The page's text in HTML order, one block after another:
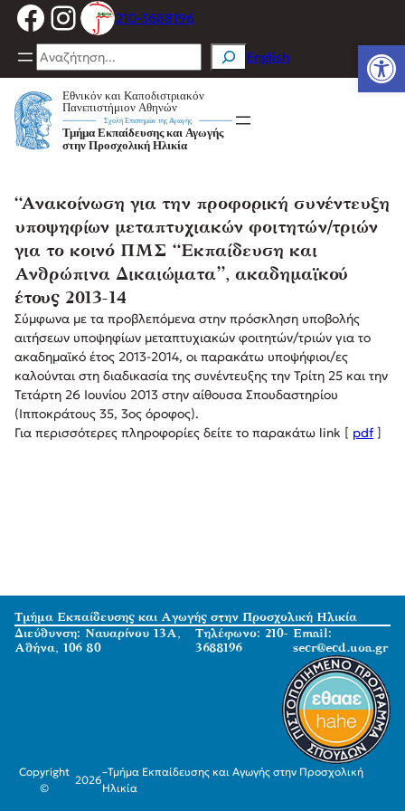
Μετάβαση
στο
περιεχόμενο
Facebook
Instagram
210-3688196
Search English
“Ανακοίνωση για την προφορική συνέντευξη
υποψηφίων μεταπτυχιακών φοιτητών/τριών
για το κοινό ΠΜΣ “Εκπαίδευση και
Ανθρώπινα Δικαιώματα”, ακαδημαϊκού
έτους 2013-14
Σύμφωνα με τα προβλεπόμενα στην πρόσκληση υποβολής
αιτήσεων υποψηφίων μεταπτυχιακών φοιτητών/τριών για το
ακαδημαϊκό έτος 2013-2014, οι παρακάτω υποψήφιοι/ες
καλούνται στη διαδικασία της συνέντευξης την Τρίτη 25 και την
Τετάρτη 26 Ιουνίου 2013 στην αίθουσα Σπουδαστηρίου
(Ιπποκράτους 35, 3ος όροφος).
Για περισσότερες πληροφορίες δείτε το παρακάτω link [ pdf ]
Τμήμα Εκπαίδευσης και Αγωγής στην Προσχολική Ηλικία
Διεύθυνση: Ναυαρίνου 13Α,
Αθήνα, 106 80
Τηλέφωνο: 210-
3688196
Email:
secr@ecd.uoa.gr
Copyright
©
2026
–Τμήμα Εκπαίδευσης και Αγωγής στην Προσχολική
Ηλικία